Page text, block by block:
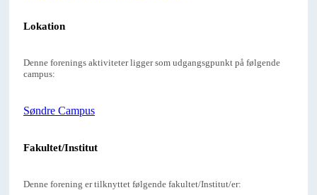
Lokation
Denne forenings aktiviteter ligger som udgangsgpunkt på følgende
campus:
Søndre Campus
Fakultet/Institut
Denne forening er tilknyttet følgende fakultet/Institut/er: